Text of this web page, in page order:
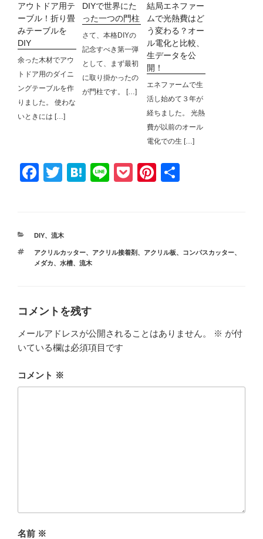
アウトドア用テ
ーブル！折り畳
みテーブルを
DIY
余った木材でアウ
トドア用のダイニ
ングテーブルを作
りました。 使わな
いときには […]
DIYで世界にた
った一つの門柱
さて、本格DIYの
記念すべき第一弾
として、まず最初
に取り掛かったの
が門柱です。 […]
結局エネファー
ムで光熱費はど
う変わる？オー
ル電化と比較、
生データを公
開！
エネファームで生
活し始めて３年が
経ちました。 光熱
費が以前のオール
電化での生 […]
F
e
b
o
k
T
er
H
a
Li
P
Pi
st
カ
ゴ
リ
DIY、 流木
タ
グ
アクリルカッター、 アクリル接着剤 、 アクリル板、 コンパスカッター、
メダカ、 水槽、 流木
コメントを残す
メールアドレスが公開されることはありません。 ※ が付
いている欄は必須項目です
コメント ※
名前 ※